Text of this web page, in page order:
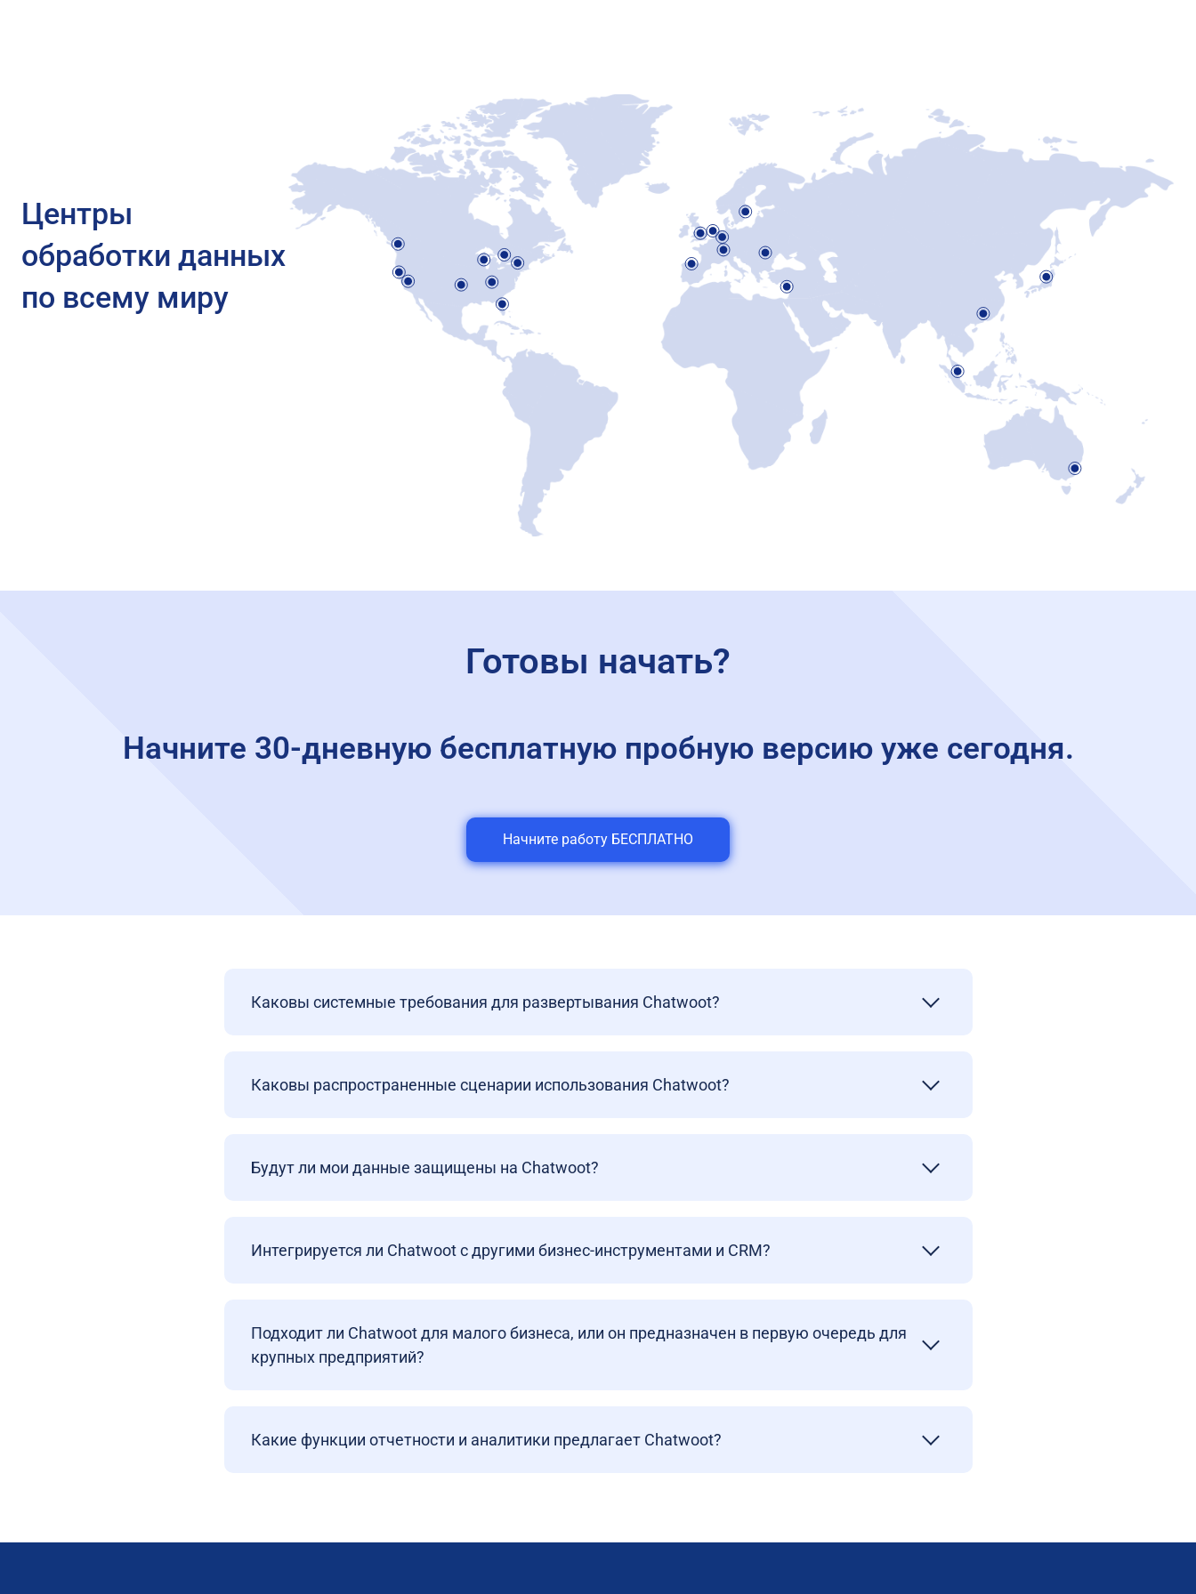
Центры
обработки данных
по всему миру
Готовы начать?
Начните 30-дневную бесплатную пробную версию уже сегодня.
Начните работу БЕСПЛАТНО
Каковы системные требования для развертывания Chatwoot?
Каковы распространенные сценарии использования Chatwoot?
Будут ли мои данные защищены на Chatwoot?
Интегрируется ли Chatwoot с другими бизнес-инструментами и CRM?
Подходит ли Chatwoot для малого бизнеса, или он предназначен в первую очередь для
крупных предприятий?
Какие функции отчетности и аналитики предлагает Chatwoot?